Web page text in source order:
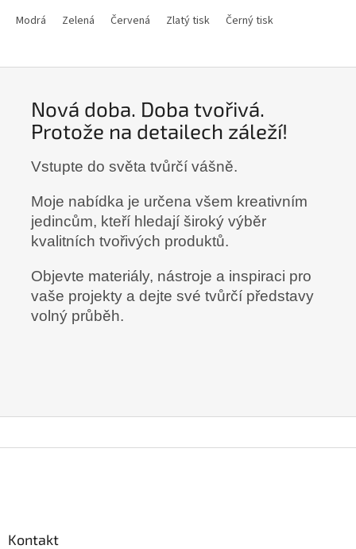
Modrá
Zelená Červená Zlatý tisk Černý tisk
Nová doba. Doba tvořivá.
Protože na detailech záleží!
Vstupte do světa tvůrčí vášně.
Moje nabídka je určena všem kreativním
jedincům, kteří hledají široký výběr
kvalitních tvořivých produktů.
Objevte materiály, nástroje a inspiraci pro
vaše projekty a dejte své tvůrčí představy
volný průběh.
Kontakt